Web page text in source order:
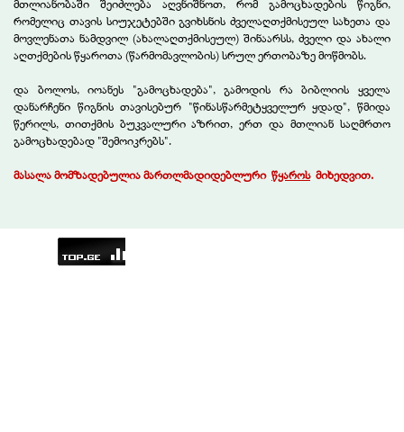
მთლიანობაში შეიძლება აღვნიშნოთ, რომ გამოცხადების წიგნი,
რომელიც თავის სიუჯეტებში გვიხსნის ძველაღთქმისეულ სახეთა და
მოვლენათა ნამდვილ (ახალაღთქმისეულ) შინაარსს, ძველი და ახალი
აღთქმების წყაროთა (წარმომავლობის) სრულ ერთობაზე მოწმობს.
და ბოლოს, იოანეს "გამოცხადება", გამოდის რა ბიბლიის ყველა
დანარჩენი წიგნის თავისებურ "წინასწარმეტყველურ ყდად", წმიდა
წერილს, თითქმის ბუკვალური აზრით, ერთ და მთლიან საღმრთო
გამოცხადებად "შემოიკრებს".
მასალა მომზადებულია მართლმადიდებლური წყაროს. მიხედვით.